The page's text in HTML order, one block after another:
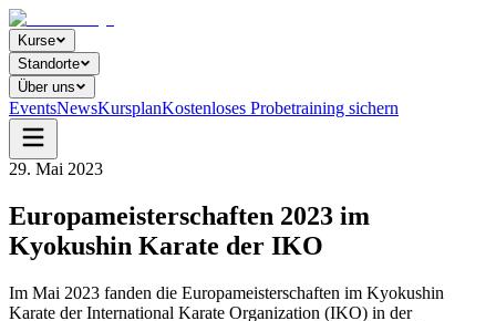
Kurse
Standorte
Über uns
EventsNewsKursplanKostenloses Probetraining sichern
29. Mai 2023
Europameisterschaften 2023 im
Kyokushin Karate der IKO
Im Mai 2023 fanden die Europameisterschaften im Kyokushin
Karate der International Karate Organization (IKO) in der